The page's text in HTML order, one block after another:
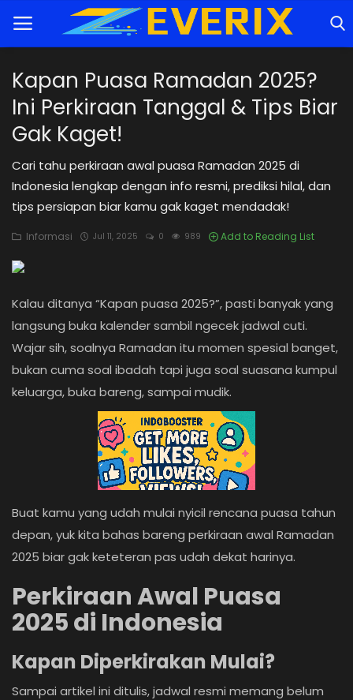
Home
Trik
Rekomendasi
Teknologi
Game
Login
Kapan Puasa Ramadan 2025?
Ini Perkiraan Tanggal & Tips Biar
Gak Kaget!
Cari tahu perkiraan awal puasa Ramadan 2025 di
Indonesia lengkap dengan info resmi, prediksi hilal, dan
tips persiapan biar kamu gak kaget mendadak!
Informasi Jul 11, 2025 0 989 Add to Reading List
Kalau ditanya “Kapan puasa 2025?”, pasti banyak yang
langsung buka kalender sambil ngecek jadwal cuti.
Wajar sih, soalnya Ramadan itu momen spesial banget,
bukan cuma soal ibadah tapi juga soal suasana kumpul
keluarga, buka bareng, sampai mudik.
Buat kamu yang udah mulai nyicil rencana puasa tahun
depan, yuk kita bahas bareng perkiraan awal Ramadan
2025 biar gak keteteran pas udah dekat harinya.
Perkiraan Awal Puasa
2025 di Indonesia
Kapan Diperkirakan Mulai?
Sampai artikel ini ditulis, jadwal resmi memang belum